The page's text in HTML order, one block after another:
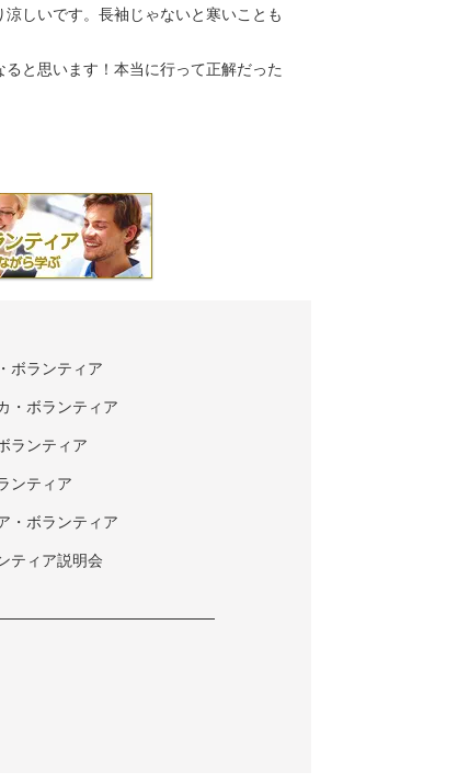
しいです。長袖じゃないと寒いことも
と思います！本当に行って正解だった
ボランティア
・ボランティア
ランティア
ンティア
・ボランティア
ティア説明会